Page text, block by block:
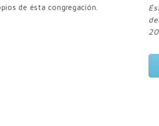
de ésta congregación.